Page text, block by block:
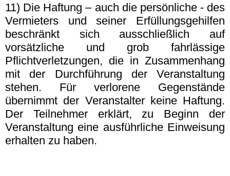
11) Die Haftung – auch die persönliche - des
Vermieters und seiner Erfüllungsgehilfen
beschränkt sich ausschließlich auf
vorsätzliche und grob fahrlässige
Pflichtverletzungen, die in Zusammenhang
mit der Durchführung der Veranstaltung
stehen. Für verlorene Gegenstände
übernimmt der Veranstalter keine Haftung.
Der Teilnehmer erklärt, zu Beginn der
Veranstaltung eine ausführliche Einweisung
erhalten zu haben.